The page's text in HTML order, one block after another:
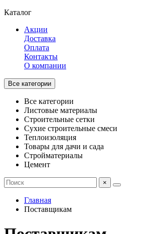
Каталог
Акции
Доставка
Оплата
Контакты
О компании
Все категории
Все категории
Листовые материалы
Строительные сетки
Сухие строительные смеси
Теплоизоляция
Товары для дачи и сада
Стройматериалы
Цемент
×
Главная
Поставщикам